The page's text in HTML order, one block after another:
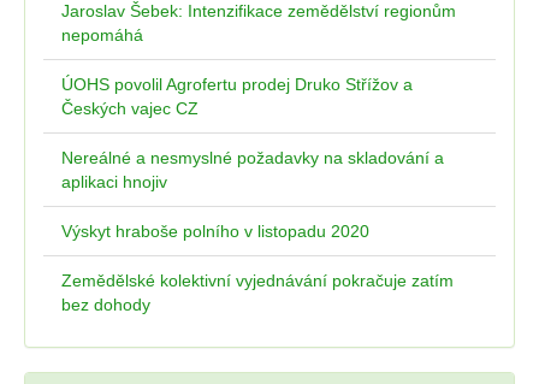
Jaroslav Šebek: Intenzifikace zemědělství regionům
nepomáhá
ÚOHS povolil Agrofertu prodej Druko Střížov a
Českých vajec CZ
Nereálné a nesmyslné požadavky na skladování a
aplikaci hnojiv
Výskyt hraboše polního v listopadu 2020
Zemědělské kolektivní vyjednávání pokračuje zatím
bez dohody